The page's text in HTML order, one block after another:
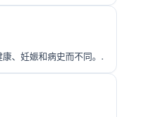
、妊娠和病史而不同。.